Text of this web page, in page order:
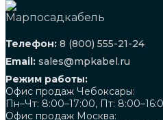
Телефон: 8 (800) 555-21-24
Email: sales@mpkabel.ru
Режим работы:
Офис продаж Чебоксары:
Пн–Чт: 8:00–17:00, Пт:
Офис продаж Москва: